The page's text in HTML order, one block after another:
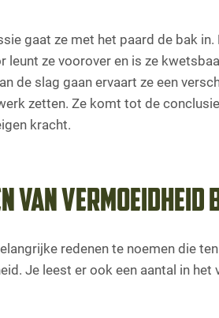
gaat ze met het paard de bak
leunt ze voorover en is ze
de slag gaan ervaart ze een
zetten. Ze komt tot de
kracht.
van
redenen te noemen die
Je leest er ook een aantal in